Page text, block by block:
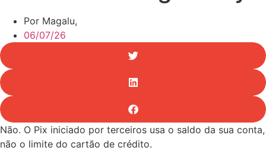
Por Magalu,
06/07/26
Não. O Pix iniciado por terceiros usa o saldo da sua conta,
não o limite do cartão de crédito.